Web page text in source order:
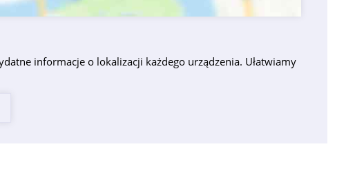
informacje o lokalizacji każdego urządzenia. Ułatwiamy